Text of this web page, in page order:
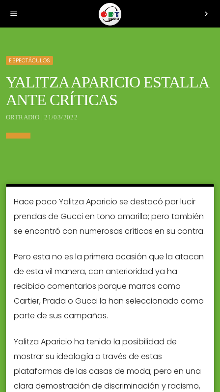
menu chevron_right
ESPECTÁCULOS
YALITZA APARICIO ESTALLA
ANTE CRÍTICAS
ORTRADIO | 21/03/2022
Hace poco Yalitza Aparicio se destacó por lucir
prendas de Gucci en tono amarillo; pero también
se encontró con numerosas críticas en su contra.
Pero esta no es la primera ocasión que la atacan
de esta vil manera, con anterioridad ya ha
recibido comentarios porque marras como
Cartier, Prada o Gucci la han seleccionado como
parte de sus campañas.
Yalitza Aparicio ha tenido la posibilidad de
mostrar su ideología a través de estas
plataformas de las casas de moda; pero en una
clara demostración de discriminación y racismo,